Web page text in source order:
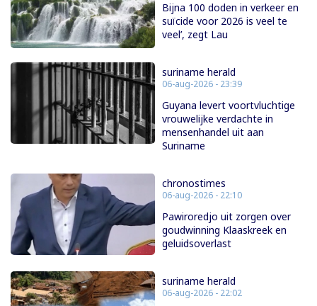
Bijna 100 doden in verkeer en
suïcide voor 2026 is veel te
veel’, zegt Lau
suriname herald
06-aug-2026 - 23:39
Guyana levert voortvluchtige
vrouwelijke verdachte in
mensenhandel uit aan
Suriname
chronostimes
06-aug-2026 - 22:10
Pawiroredjo uit zorgen over
goudwinning Klaaskreek en
geluidsoverlast
suriname herald
06-aug-2026 - 22:02